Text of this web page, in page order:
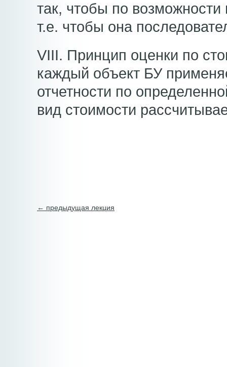
так, чтобы по
т.е. чтобы она
VIII. Принцип оценки по
каждый объект БУ
отчетности по
вид стоимости
← предыдущая лекция